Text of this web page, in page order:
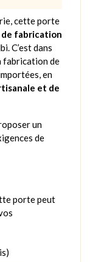
cette porte
fabrication
C’est dans
fabrication de
en
et de
un
de
porte peut